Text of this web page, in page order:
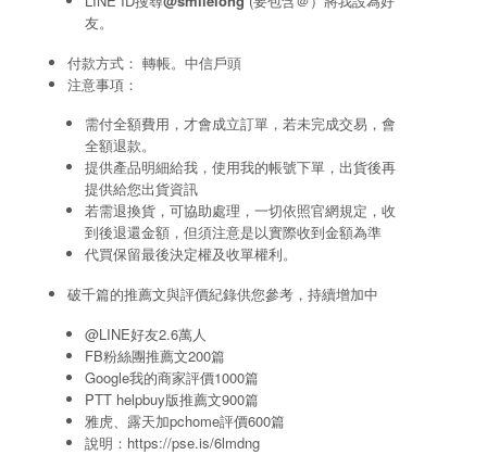
友。
付款方式： 轉帳。中信戶頭
注意事項：
需付全額費用，才會成立訂單，若未完成交易，會
全額退款。
提供產品明細給我，使用我的帳號下單，出貨後再
提供給您出貨資訊
若需退換貨，可協助處理，一切依照官網規定，收
到後退還金額，但須注意是以實際收到金額為準
代買保留最後決定權及收單權利。
破千篇的推薦文與評價紀錄供您參考，持續增加中
@LINE好友2.6萬人
FB粉絲團推薦文200篇
Google我的商家評價1000篇
PTT helpbuy版推薦文900篇
雅虎、露天加pchome評價600篇
說明： https://pse.is/6lmdng